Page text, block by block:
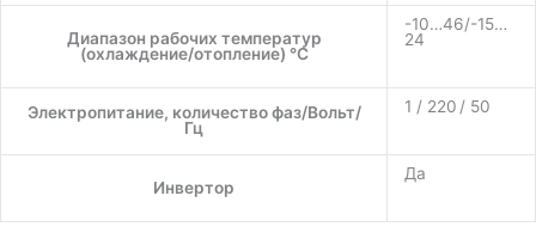
Диапазон рабочих температур
(охлаждение/отопление) °C
-10…46/-15…
24
Электропитание, количество фаз/Вольт/
Гц
1 / 220 / 50
Инвертор
Да